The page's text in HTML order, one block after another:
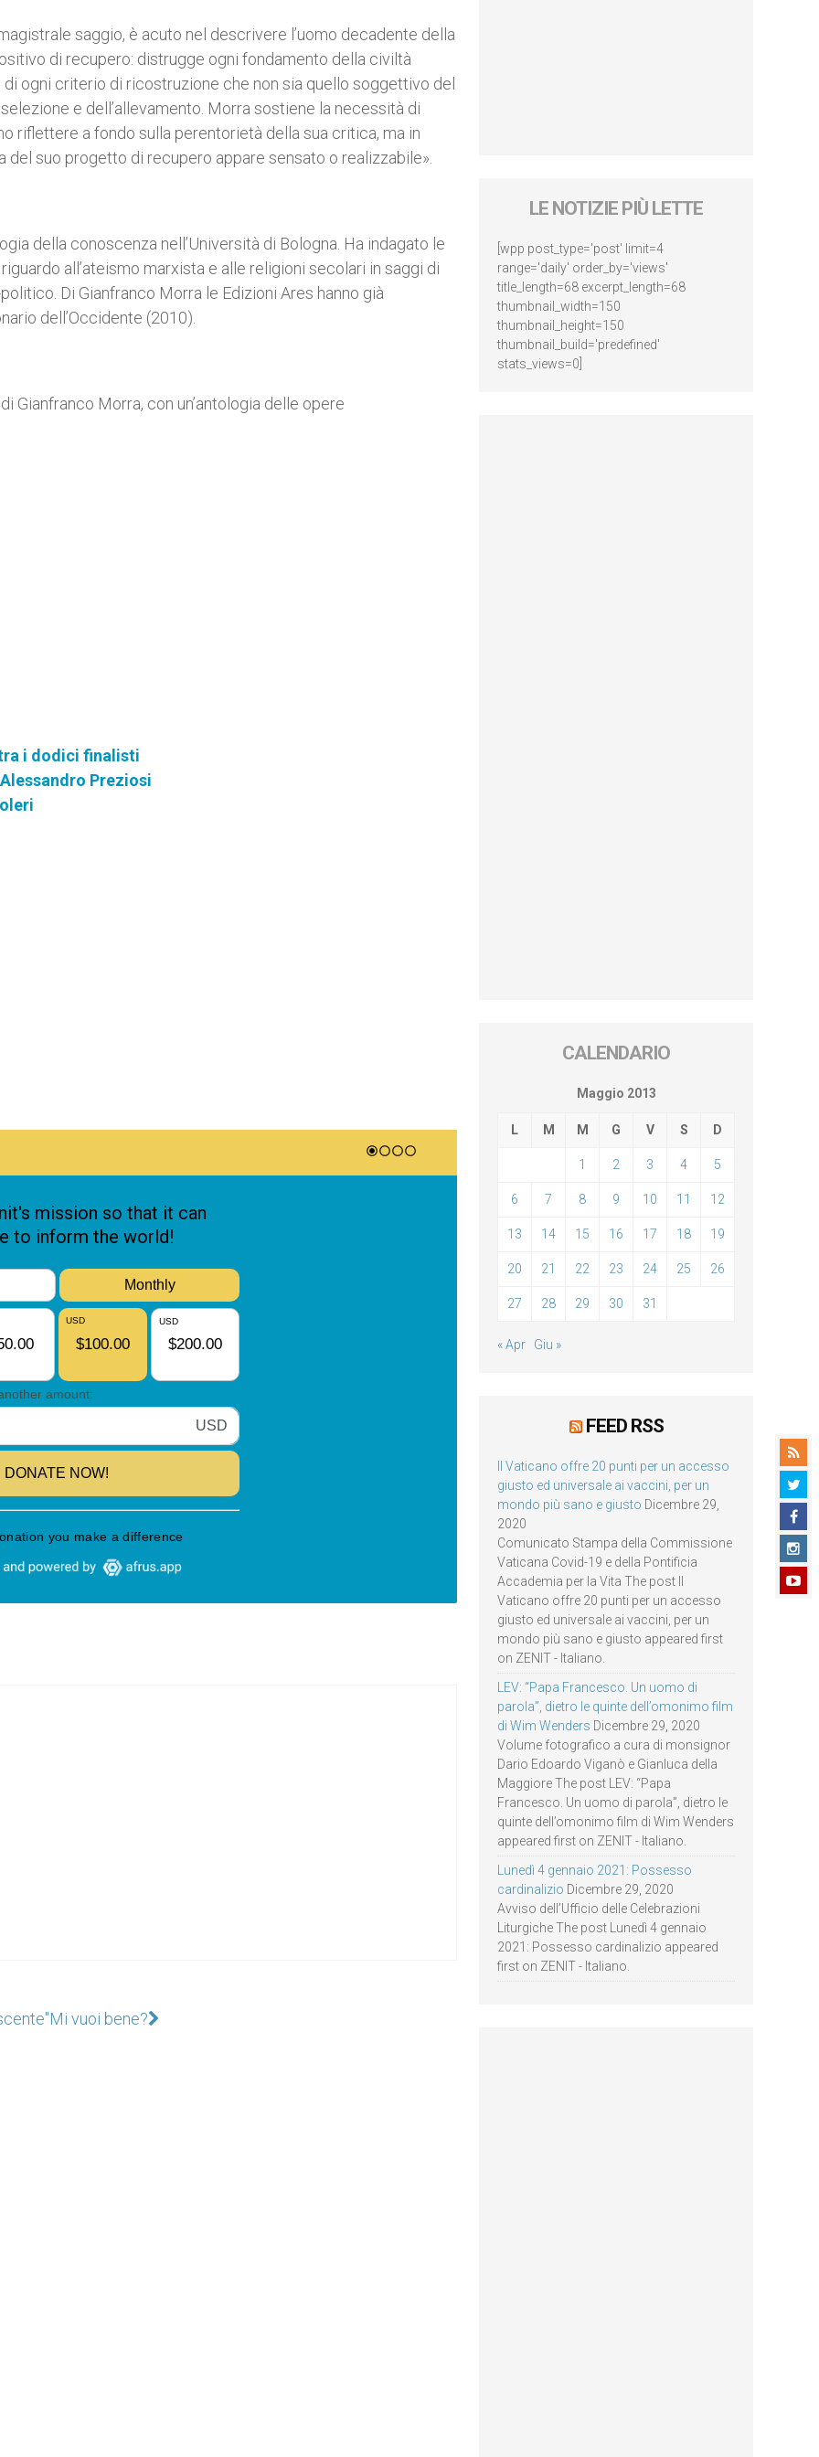
saggio, è acuto nel descrivere l’uomo decadente della
di recupero: distrugge ogni fondamento della civiltà
ogni criterio di ricostruzione che non sia quello soggettivo del
e dell’allevamento. Morra sostiene la necessità di
riflettere a fondo sulla perentorietà della sua critica, ma in
del suo progetto di recupero appare sensato o realizzabile».
della conoscenza nell’Università di Bologna. Ha indagato le
all’ateismo marxista e alle religioni secolari in saggi di
Di Gianfranco Morra le Edizioni Ares hanno già
dell’Occidente (2010).
Gianfranco Morra, con un’antologia delle opere
i dodici finalisti
Preziosi
Mi vuoi bene?
LE NOTIZIE PIÙ LETTE
[wpp post_type='post' limit=4
range='daily' order_by='views'
title_length=68 excerpt_length=68
thumbnail_width=150
thumbnail_height=150
thumbnail_build='predefined'
stats_views=0]
CALENDARIO
Maggio 2013
L M M G V S D
1 2 3 4 5
6 7 8 9 10 11 12
13 14 15 16 17 18 19
20 21 22 23 24 25 26
27 28 29 30 31
« Apr Giu »
FEED RSS
Il Vaticano offre 20 punti per un accesso
giusto ed universale ai vaccini, per un
mondo più sano e giusto Dicembre 29,
2020
Comunicato Stampa della Commissione
Vaticana Covid-19 e della Pontificia
Accademia per la Vita The post Il
Vaticano offre 20 punti per un accesso
giusto ed universale ai vaccini, per un
mondo più sano e giusto appeared first
on ZENIT - Italiano.
LEV: “Papa Francesco. Un uomo di
parola”, dietro le quinte dell’omonimo film
di Wim Wenders Dicembre 29, 2020
Volume fotografico a cura di monsignor
Dario Edoardo Viganò e Gianluca della
Maggiore The post LEV: “Papa
Francesco. Un uomo di parola”, dietro le
quinte dell’omonimo film di Wim Wenders
appeared first on ZENIT - Italiano.
Lunedì 4 gennaio 2021: Possesso
cardinalizio Dicembre 29, 2020
Avviso dell’Ufficio delle Celebrazioni
Liturgiche The post Lunedì 4 gennaio
2021: Possesso cardinalizio appeared
first on ZENIT - Italiano.